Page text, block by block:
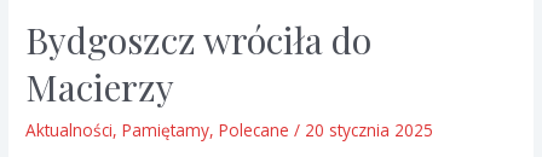
Bydgoszcz wróciła do
Macierzy
Aktualności,Pamiętamy,Polecane / 20 stycznia 2025